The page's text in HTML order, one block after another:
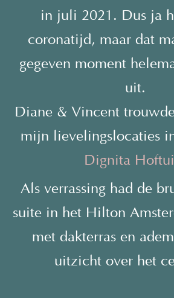
in juli 2021. Dus ja
coronatijd, maar dat
gegeven moment
uit.
Diane & Vincent
mijn lievelingslocaties
Dignita
Als verrassing had de
suite in het Hilton
met dakterras en
uitzicht over het